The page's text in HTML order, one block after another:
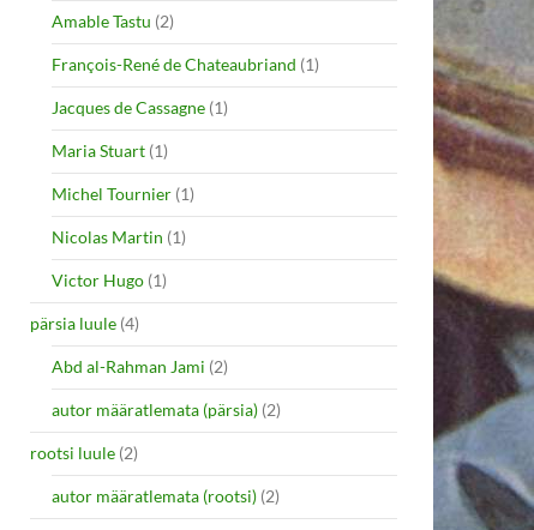
Amable Tastu (2)
François-René de Chateaubriand (1)
Jacques de Cassagne (1)
Maria Stuart (1)
Michel Tournier (1)
Nicolas Martin (1)
Victor Hugo (1)
pärsia luule (4)
Abd al-Rahman Jami (2)
autor määratlemata (pärsia) (2)
rootsi luule (2)
autor määratlemata (rootsi) (2)